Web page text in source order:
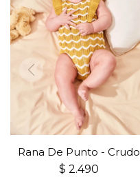
Rana De Punto - Crudo
$ 2.490